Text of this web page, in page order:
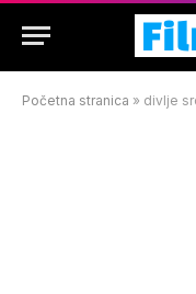
Početna stranica » divlje